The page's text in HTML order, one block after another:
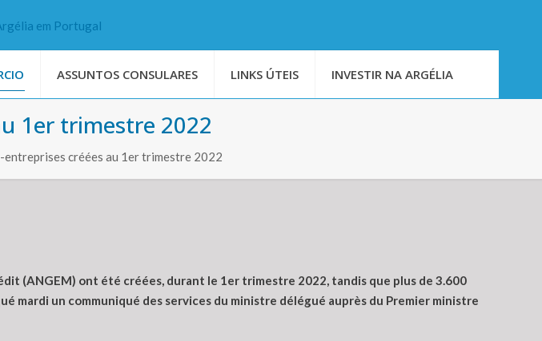
ASSUNTOS CONSULARES LINKS ÚTEIS INVESTIR NA ARGÉLIA
1er trimestre 2022
entreprises créées au 1er trimestre 2022
(ANGEM) ont été créées, durant le 1er trimestre 2022, tandis que plus de 3.600
mardi un communiqué des services du ministre délégué auprès du Premier ministre